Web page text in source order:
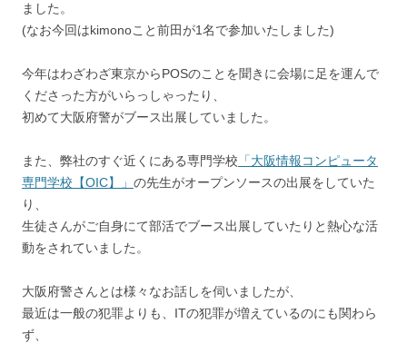
ました。
(なお今回はkimonoこと前田が1名で参加いたしました)
今年はわざわざ東京からPOSのことを聞きに会場に足を運んで
くださった方がいらっしゃったり、
初めて大阪府警がブース出展していました。
また、弊社のすぐ近くにある専門学校 「大阪情報コンピュータ
専門学校【OIC】」 の先生がオープンソースの出展をしていた
り、
生徒さんがご自身にて部活でブース出展していたりと熱心な活
動をされていました。
大阪府警さんとは様々なお話しを伺いましたが、
最近は一般の犯罪よりも、ITの犯罪が増えているのにも関わら
ず、